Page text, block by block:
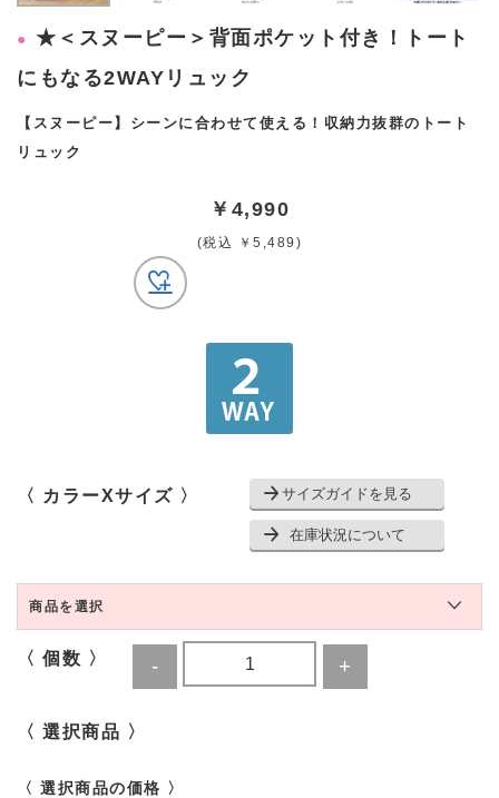
★＜スヌーピー＞背面ポケット付き！トート
にもなる2WAYリュック
【スヌーピー】シーンに合わせて使える！収納力抜群のトート
リュック
￥4,990
(税込 ￥5,489)
〈 カラーXサイズ 〉 サイズガイドを見る
在庫状況について
商品を選択
〈 個数 〉
〈 選択商品 〉
〈 選択商品の価格 〉